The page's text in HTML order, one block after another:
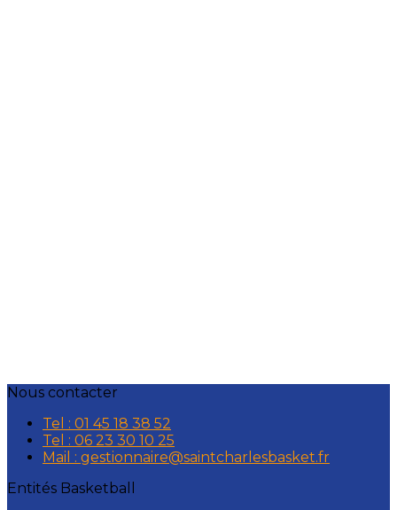
Nous contacter
Tel : 01 45 18 38 52
Tel : 06 23 30 10 25
Mail : gestionnaire@saintcharlesbasket.fr
Entités Basketball